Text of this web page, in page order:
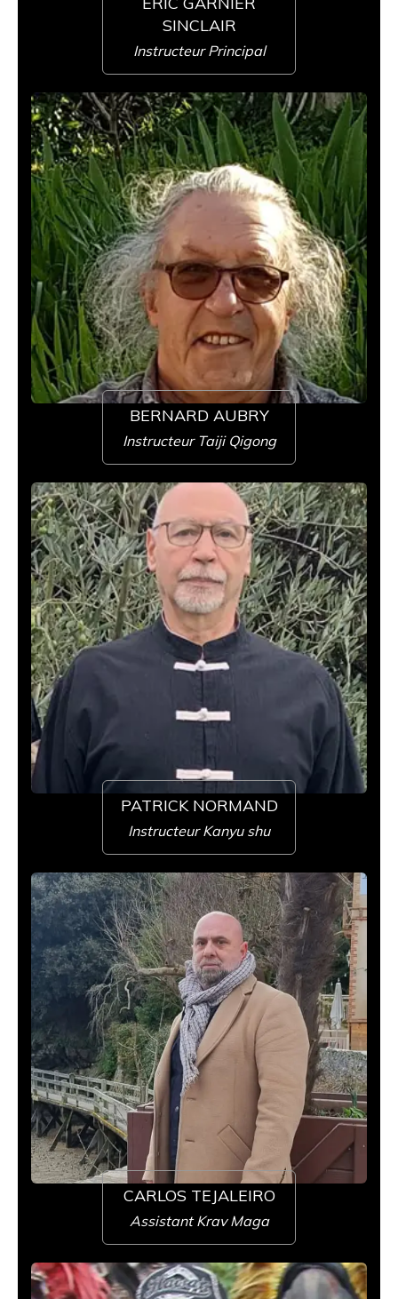
SINCLAIR
Instructeur Principal
BERNARD AUBRY
Instructeur Taiji Qigong
PATRICK NORMAND
Instructeur Kanyu shu
CARLOS TEJALEIRO
Assistant Krav Maga